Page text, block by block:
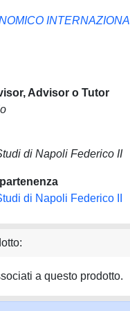
Advisor o Tutor
di Napoli Federico II
di Napoli Federico II
a questo prodotto.